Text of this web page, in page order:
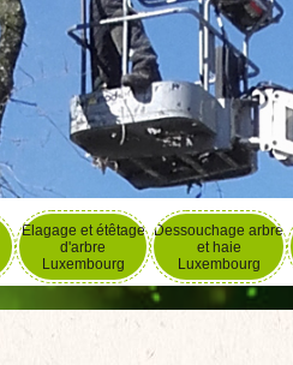
Elagage et étêtage
d'arbre
Luxembourg
Dessouchage arbre
et haie
Luxembourg